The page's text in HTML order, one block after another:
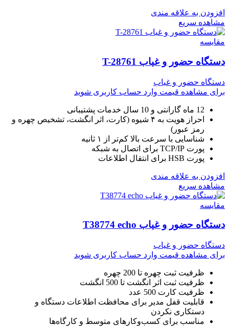
افزودن به علاقه مندی
مشاهده سریع
مقایسه
دستگاه حضور و غیاب T-28761
دستگاه حضور و غیاب
برای مشاهده قیمت وارد حساب کاربری شوید
12 ماه گارانتی و 10 سال خدمات پشتیبانی
احراز هویت به ۴ شیوه (کارت، اثر انگشت، تشخیص چهره و
رمز عبور)
شناسایی با سرعت بالا کم‌تر از ۱ ثانیه
پورت TCP/IP برای اتصال به شبکه
پورت HSB برای انتقال اطلاعات
افزودن به علاقه مندی
مشاهده سریع
مقایسه
دستگاه حضور و غیاب T38774 echo
دستگاه حضور و غیاب
برای مشاهده قیمت وارد حساب کاربری شوید
ظرفیت ثبت چهره تا 200 چهره
ظرفیت ثبت اثر انگشت تا 500 انگشت
ظرفیت کارت 500 عدد
قابلیت قفل مدیر برای محافظت اطلاعات دستگاه و
دستکاری نکردن
مناسب برای کسب‌وکارهای متوسط و کارگاه‌ها